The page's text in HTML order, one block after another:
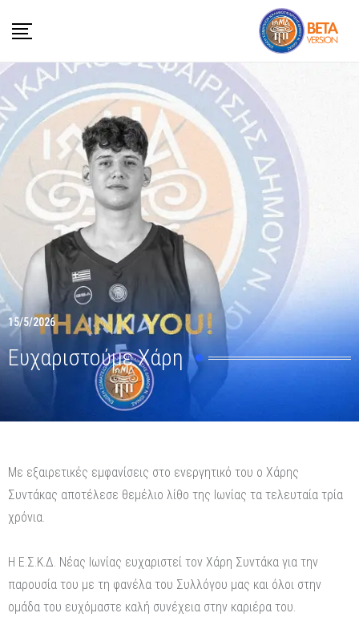
15/5/2026
Ευχαριστούμε Χάρη
Με εξαιρετικές εμφανίσεις στο ενεργητικό του ο Χάρης
Συντάκας αποτέλεσε θεμέλιο λίθο της Ιωνίας τα τελευταία τρία
χρόνια.
Η Ε.Σ.Κ.Δ. Νέας Ιωνίας ευχαριστεί τον Χάρη Συντάκα για την
παρουσία του με τη φανέλα του Συλλόγου μας και όλοι στην
ομάδα του ευχόμαστε καλή συνέχεια στην καριέρα του.